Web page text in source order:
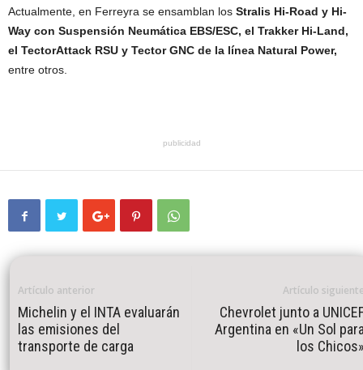
Actualmente, en Ferreyra se ensamblan los Stralis Hi-Road y Hi-
Way con Suspensión Neumática EBS/ESC, el Trakker Hi-Land,
el TectorAttack RSU y Tector GNC de la línea Natural Power,
entre otros.
publicidad
Artículo anterior
Michelin y el INTA evaluarán
las emisiones del
transporte de carga
Artículo
Chevrolet junto a
Argentina en «Un Sol
los